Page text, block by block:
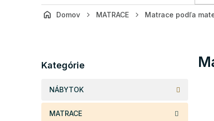
Domov MATRACE Matrace podľa
n
n
kategórie
Kategórie
NÁBYTOK
MATRACE